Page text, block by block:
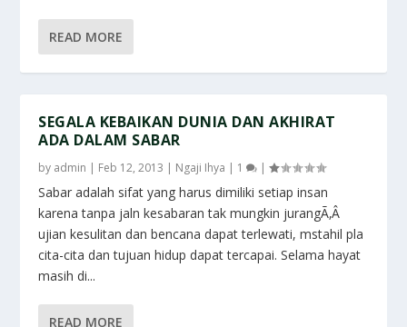
READ MORE
SEGALA KEBAIKAN DUNIA DAN AKHIRAT
ADA DALAM SABAR
by admin | Feb 12, 2013 | Ngaji Ihya | 1 |
Sabar adalah sifat yang harus dimiliki setiap insan
karena tanpa jaln kesabaran tak mungkin jurangÃ‚Â
ujian kesulitan dan bencana dapat terlewati, mstahil pla
cita-cita dan tujuan hidup dapat tercapai. Selama hayat
masih di...
READ MORE